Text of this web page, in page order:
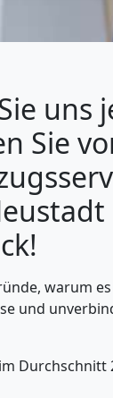
uns
Sie
warum
und
Durchschnitt